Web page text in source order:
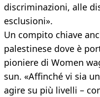
discriminazioni, alle
esclusioni».
Un compito chiave
palestinese dove è
pioniere di Women
sun. «Affinché vi sia
agire su più livelli –